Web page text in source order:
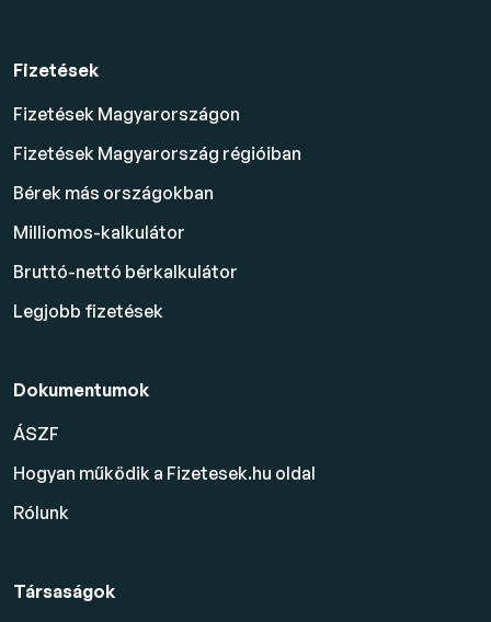
Fizetések
Fizetések Magyarországon
Fizetések Magyarország régióiban
Bérek más országokban
Milliomos-kalkulátor
Bruttó-nettó bérkalkulátor
Legjobb fizetések
Dokumentumok
ÁSZF
Hogyan működik a Fizetesek.hu oldal
Rólunk
Társaságok